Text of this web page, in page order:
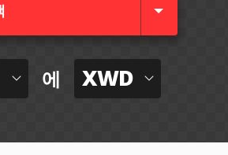
에 XWD